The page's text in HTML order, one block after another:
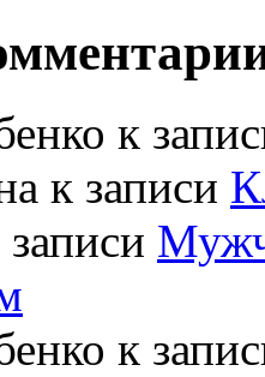
к
к записи
записи
к